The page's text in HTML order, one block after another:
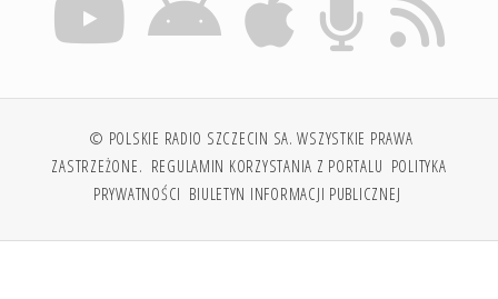
© POLSKIE RADIO SZCZECIN SA. WSZYSTKIE PRAWA
ZASTRZEŻONE. REGULAMIN KORZYSTANIA Z PORTALU POLITYKA
PRYWATNOŚCI BIULETYN INFORMACJI PUBLICZNEJ